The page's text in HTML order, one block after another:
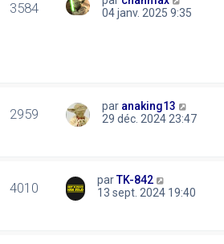
3584
04 janv. 2025 9:35
2959 par anaking13
29 déc. 2024 23:47
4010 parTK-842
13 sept. 2024 19:40